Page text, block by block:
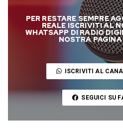
PER RESTARE SEMPRE
REALE ISCRIVITI AL
WHATSAPP DI RADIO
NOSTRA
ISCRIVITI AL
SEGUICI SU